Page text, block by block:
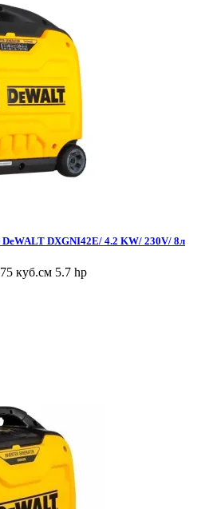
DeWALT DXGNI42E/ 4.2 KW/ 230V/ 8л
куб.см 5.7 hp